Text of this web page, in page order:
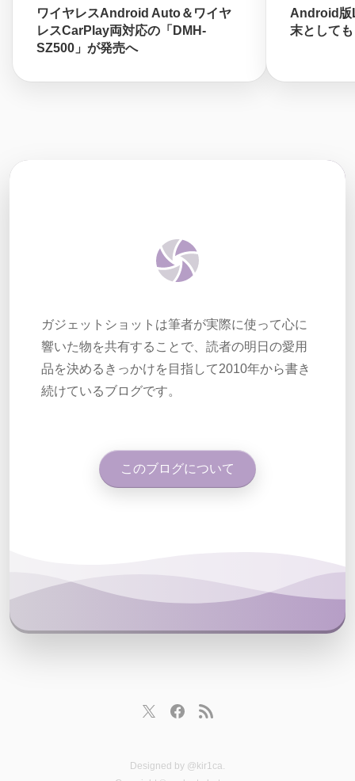
ワイヤレスAndroid Auto＆ワイヤ
レスCarPlay両対応の「DMH-
SZ500」が発売へ
Android版
末として
ガジェットショットは筆者が実際に使って心に
響いた物を共有することで、読者の明日の愛用
品を決めるきっかけを目指して2010年から書き
続けているブログです。
このブログについて
Designed by @kir1ca.